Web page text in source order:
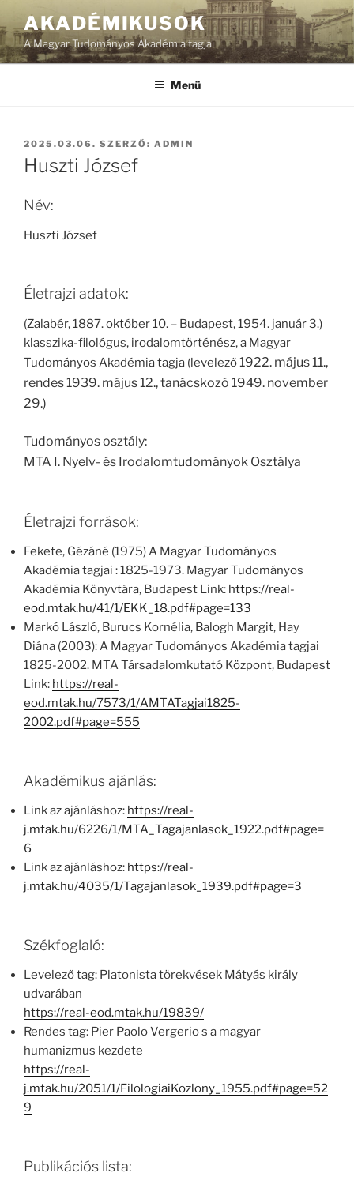
AKADÉMIKUSOK
A Magyar Tudományos Akadémia tagjai
Menü
BEKÜLDVE:
2025.03.06. SZERZŐ: ADMIN
Huszti József
Név:
Huszti József
Életrajzi adatok:
(Zalabér, 1887. október 10. – Budapest, 1954. január 3.)
klasszika-filológus, irodalomtörténész, a Magyar
Tudományos Akadémia tagja (levelező 1922. május 11.,
rendes 1939. május 12., tanácskozó 1949. november
29.)
Tudományos osztály:
MTA I. Nyelv- és Irodalomtudományok Osztálya
Életrajzi források:
Fekete, Gézáné (1975) A Magyar Tudományos
Akadémia tagjai : 1825-1973. Magyar Tudományos
Akadémia Könyvtára, Budapest Link: https://real-
eod.mtak.hu/41/1/EKK_18.pdf#page=133
Markó László, Burucs Kornélia, Balogh Margit, Hay
Diána (2003): A Magyar Tudományos Akadémia tagjai
1825-2002. MTA Társadalomkutató Központ, Budapest
Link: https://real-
eod.mtak.hu/7573/1/AMTATagjai1825-
2002.pdf#page=555
Akadémikus ajánlás:
Link az ajánláshoz: https://real-
j.mtak.hu/6226/1/MTA_Tagajanlasok_1922.pdf#page=
6
Link az ajánláshoz: https://real-
j.mtak.hu/4035/1/Tagajanlasok_1939.pdf#page=3
Székfoglaló:
Levelező tag: Platonista törekvések Mátyás király
udvarában
https://real-eod.mtak.hu/19839/
Rendes tag: Pier Paolo Vergerio s a magyar
humanizmus kezdete
https://real-
j.mtak.hu/2051/1/FilologiaiKozlony_1955.pdf#page=52
9
Publikációs lista: